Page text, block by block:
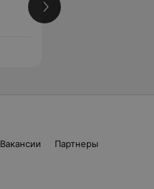
Вакансии
Партнеры